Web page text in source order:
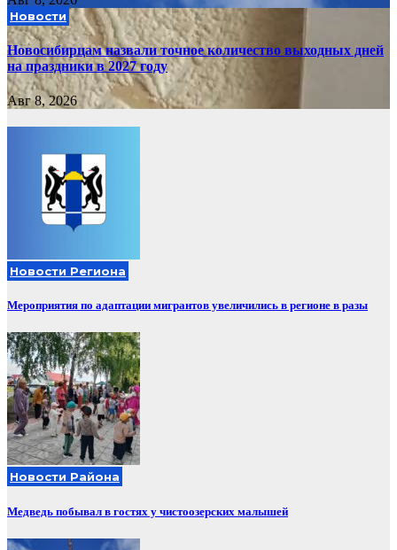
Новости
Новосибирцам назвали точное количество выходных дней
на праздники в 2027 году
Авг 8, 2026
Новости Региона
Мероприятия по адаптации мигрантов увеличились в регионе в разы
Новости Района
Медведь побывал в гостях у чистоозерских малышей